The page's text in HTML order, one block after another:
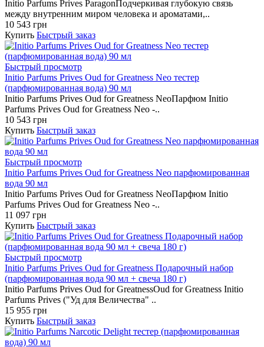
Initio Parfums Prives ParagonПодчеркивая глубокую связь
между внутренним миром человека и ароматами,..
10 543 грн
Купить Быстрый заказ
Быстрый просмотр
Initio Parfums Prives Oud for Greatness Neo тестер
(парфюмированная вода) 90 мл
Initio Parfums Prives Oud for Greatness NeoПарфюм Initio
Parfums Prives Oud for Greatness Neo -..
10 543 грн
Купить Быстрый заказ
Быстрый просмотр
Initio Parfums Prives Oud for Greatness Neo парфюмированная
вода 90 мл
Initio Parfums Prives Oud for Greatness NeoПарфюм Initio
Parfums Prives Oud for Greatness Neo -..
11 097 грн
Купить Быстрый заказ
Быстрый просмотр
Initio Parfums Prives Oud for Greatness Подарочный набор
(парфюмированная вода 90 мл + свеча 180 г)
Initio Parfums Prives Oud for GreatnessOud for Greatness Initio
Parfums Prives ("Уд для Величества" ..
15 955 грн
Купить Быстрый заказ